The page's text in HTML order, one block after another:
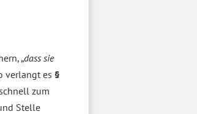
„dass sie
verlangt es §
zum
Stelle